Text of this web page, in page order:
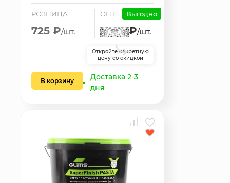
РОЗНИЦА
725 ₽/шт.
ОПТ Выгодно
₽/шт.
Откройте секретную
цену со скидкой
В корзину
Доставка 2-3
дня